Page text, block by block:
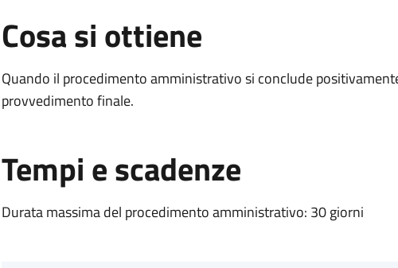
Cosa si ottiene
Quando il procedimento amministrativo si conclude
provvedimento finale.
Tempi e scadenze
Durata massima del procedimento amministrativo: 30 giorni